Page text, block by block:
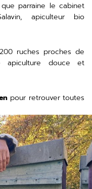
parraine le cabinet
apiculteur bio
ruches proches de
apiculture douce et
pour retrouver toutes